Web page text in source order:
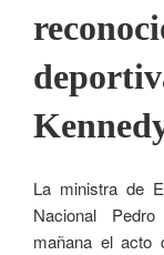
La ministra de
Nacional
mañana el acto